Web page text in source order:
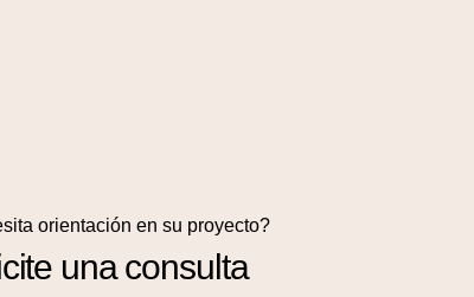
orientación en su proyecto?
una consulta